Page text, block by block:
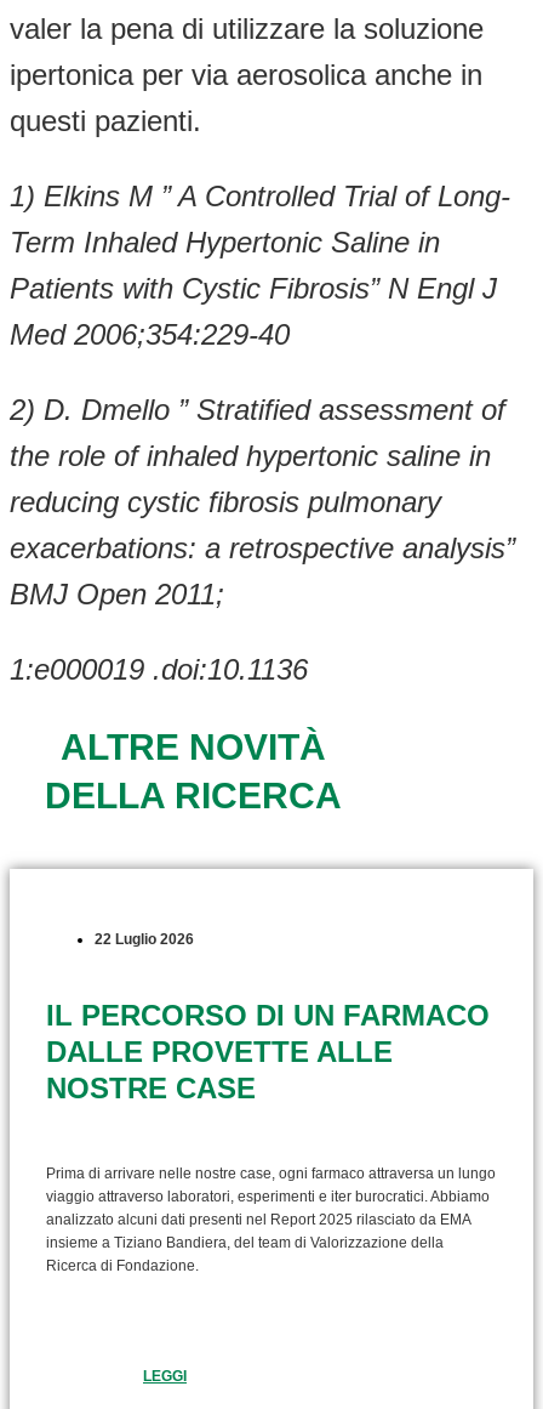
valer la pena di utilizzare la soluzione
ipertonica per via aerosolica anche in
questi pazienti.
1) Elkins M ” A Controlled Trial of Long-
Term Inhaled Hypertonic Saline in
Patients with Cystic Fibrosis” N Engl J
Med 2006;354:229-40
2) D. Dmello ” Stratified assessment of
the role of inhaled hypertonic saline in
reducing cystic fibrosis pulmonary
exacerbations: a retrospective analysis”
BMJ Open 2011;
1:e000019 .doi:10.1136
ALTRE NOVITÀ
DELLA RICERCA
22 Luglio 2026
IL PERCORSO DI UN FARMACO
DALLE PROVETTE ALLE
NOSTRE CASE
Prima di arrivare nelle nostre case, ogni farmaco attraversa un lungo
viaggio attraverso laboratori, esperimenti e iter burocratici. Abbiamo
analizzato alcuni dati presenti nel Report 2025 rilasciato da EMA
insieme a Tiziano Bandiera, del team di Valorizzazione della
Ricerca di Fondazione.
LEGGI